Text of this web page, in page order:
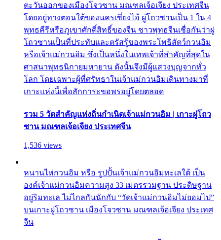
ตะวันออกของเมืองโจวซาน มณฑลเจ้อเจียง ประเทศจีน
โดยอยู่ทางตอนใต้ของนครเซี่ยงไฮ้ ผู่โถวซานเป็น 1 ใน 4
พุทธคีรีหรือภูเขาศักดิ์สิทธิ์ของจีน ชาวพุทธจีนเชื่อกันว่าผู่
โถวซานเป็นที่ประทับและตรัสรู้ของพระโพธิสัตว์กวนอิม
หรือเจ้าแม่กวนอิม ซึ่งเป็นหนึ่งในเทพเจ้าที่สำคัญที่สุดใน
ศาสนาพุทธนิกายมหายาน ดังนั้นจึงมีผู้แสวงบุญจากทั่ว
โลก โดยเฉพาะผู้ที่ศรัทธาในเจ้าแม่กวนอิมเดินทางมาที่
เกาะแห่งนี้เพื่อสักการะขอพรอยู่โดยตลอด
รวม 5 วัดสำคัญแห่งถิ่นกำเนิดเจ้าแม่กวนอิม | เกาะผู่โถว
ซาน มณฑลเจ้อเจียง ประเทศจีน
1,536 views
หนานไห่กวนอิม หรือ รูปปั้นเจ้าแม่กวนอิมทะเลใต้ เป็น
องค์เจ้าแม่กวนอิมความสูง 33 เมตรรวมฐาน ประดิษฐาน
อยู่ริมทะเล ไม่ไกลกันนักกับ “วัดเจ้าแม่กวนอิมไม่ยอมไป”
บนเกาะผู่โถวซาน เมืองโจวซาน มณฑลเจ้อเจียง ประเทศ
จีน